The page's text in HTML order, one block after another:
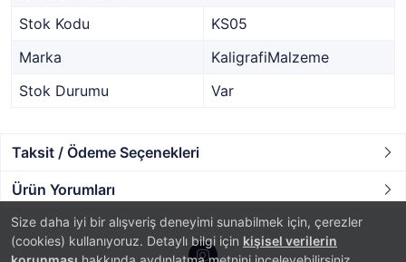
Size daha iyi bir alışveriş deneyimi sunabilmek için, çerezler
(cookies) kullanıyoruz. Detaylı bilgi için kişisel verilerin
Stok Kodu
KS05
Marka
KaligrafiMalzeme
Stok Durumu
Var
Taksit / Ödeme Seçenekleri
Ürün Yorumları